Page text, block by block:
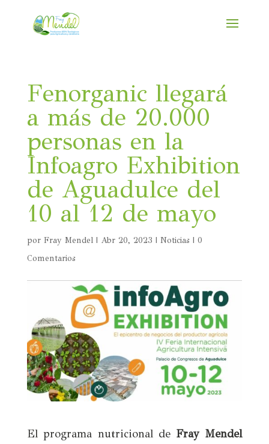
Fenorganic llegará
a más de 20.000
personas en la
Infoagro Exhibition
de Aguadulce del
10 al 12 de mayo
por Fray Mendel| Abr 20, 2023 | Noticias | 0
Comentarios
El programa nutricional de Fray Mendel